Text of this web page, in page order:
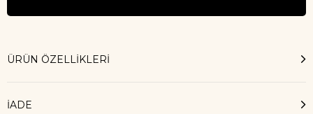
ÜRÜN ÖZELLIKLERI
İADE